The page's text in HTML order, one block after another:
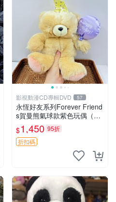
影視動漫CD專輯DVD 57
永恆好友系列Forever Friend
s賀曼熊氣球款紫色玩偶（鼻
子稍有磨損） 中古玩具 氣球
熊 玩偶
$1,450 95折
折扣碼